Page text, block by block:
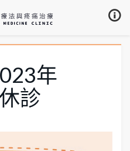
年
診